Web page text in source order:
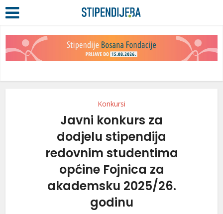
Konkursi
Javni konkurs za
dodjelu stipendija
redovnim studentima
općine Fojnica za
akademsku 2025/26.
godinu